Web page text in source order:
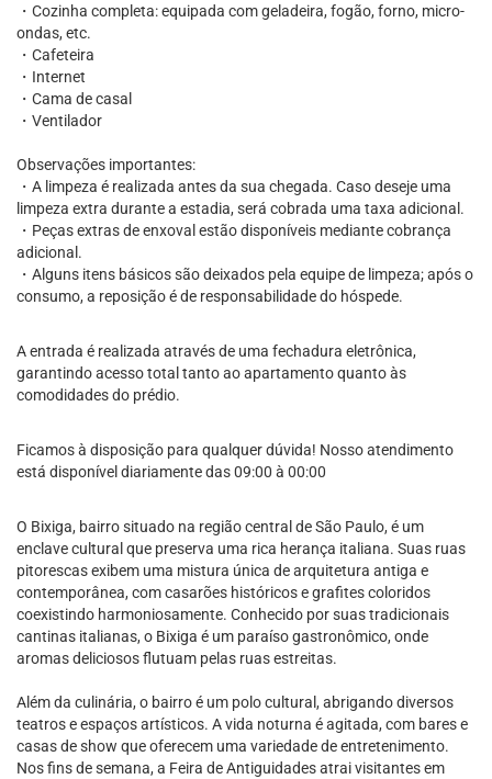
・Cozinha completa: equipada com geladeira, fogão, forno, micro-
ondas, etc.
・Cafeteira
・Internet
・Cama de casal
・Ventilador
Observações importantes:
・A limpeza é realizada antes da sua chegada. Caso deseje uma
limpeza extra durante a estadia, será cobrada uma taxa adicional.
・Peças extras de enxoval estão disponíveis mediante cobrança
adicional.
・Alguns itens básicos são deixados pela equipe de limpeza; após o
consumo, a reposição é de responsabilidade do hóspede.
A entrada é realizada através de uma fechadura eletrônica,
garantindo acesso total tanto ao apartamento quanto às
comodidades do prédio.
Ficamos à disposição para qualquer dúvida! Nosso atendimento
está disponível diariamente das 09:00 à 00:00
O Bixiga, bairro situado na região central de São Paulo, é um
enclave cultural que preserva uma rica herança italiana. Suas ruas
pitorescas exibem uma mistura única de arquitetura antiga e
contemporânea, com casarões históricos e grafites coloridos
coexistindo harmoniosamente. Conhecido por suas tradicionais
cantinas italianas, o Bixiga é um paraíso gastronômico, onde
aromas deliciosos flutuam pelas ruas estreitas.
Além da culinária, o bairro é um polo cultural, abrigando diversos
teatros e espaços artísticos. A vida noturna é agitada, com bares e
casas de show que oferecem uma variedade de entretenimento.
Nos fins de semana, a Feira de Antiguidades atrai visitantes em